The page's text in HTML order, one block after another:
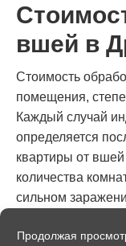
вшей в
Стоимость
помещения,
Каждый случай
определяется
квартиры от
количества
сильном
необходимость